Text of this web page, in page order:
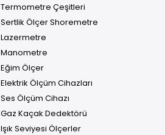
Termometre Çeşitleri
Sertlik Ölçer Shoremetre
Lazermetre
Manometre
Eğim Ölçer
Elektrik Ölçüm Cihazları
Ses Ölçüm Cihazı
Gaz Kaçak Dedektörü
Işık Seviyesi Ölçerler